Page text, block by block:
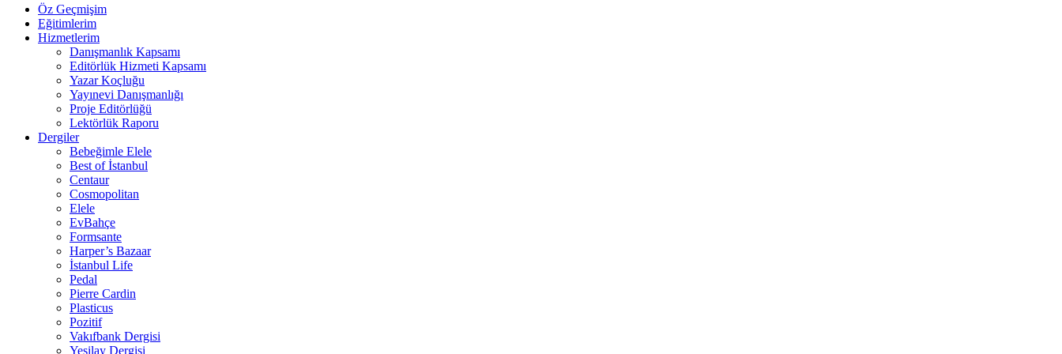
Öz Geçmişim
Eğitimlerim
Hizmetlerim
Danışmanlık Kapsamı
Editörlük Hizmeti Kapsamı
Yazar Koçluğu
Yayınevi Danışmanlığı
Proje Editörlüğü
Lektörlük Raporu
Dergiler
Bebeğimle Elele
Best of İstanbul
Centaur
Cosmopolitan
Elele
EvBahçe
Formsante
Harper’s Bazaar
İstanbul Life
Pedal
Pierre Cardin
Plasticus
Pozitif
Vakıfbank Dergisi
Yeşilay Dergisi